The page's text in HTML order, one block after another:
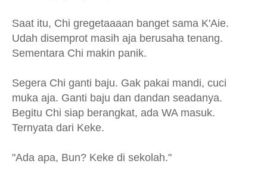
Saat itu, Chi gregetaaaan banget sama K'Aie.
Udah disemprot masih aja berusaha tenang.
Sementara Chi makin panik.
Segera Chi ganti baju. Gak pakai mandi, cuci
muka aja. Ganti baju dan dandan seadanya.
Begitu Chi siap berangkat, ada WA masuk.
Ternyata dari Keke.
"Ada apa, Bun? Keke di sekolah."